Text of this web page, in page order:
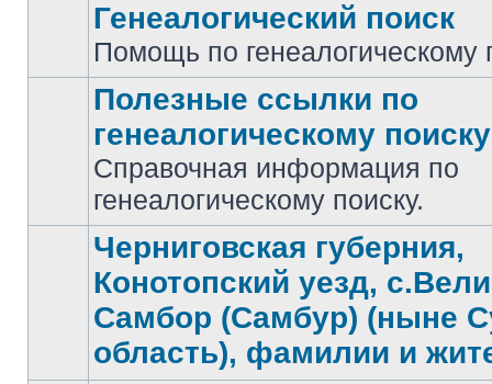
сообщений
Генеалогический поиск
Помощь по генеалогическому
Нет
непрочитанных
сообщений
Полезные ссылки по
генеалогическому поиску
Справочная информация по
генеалогическому поиску.
Нет
сообщений
Черниговская губерния,
Конотопский уезд,
Самбор (Самбур) (ныне
область), фамилии и